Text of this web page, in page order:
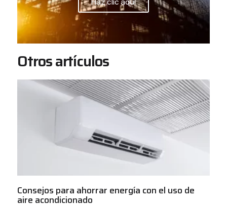
Otros artículos
Consejos para ahorrar energía con el uso de
aire acondicionado